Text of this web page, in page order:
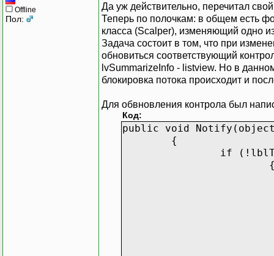
Offline
Пол:
Да уж действительно, перечитал
Теперь по полочкам: в общем есть
класса (Scalper), изменяющий одно
Задача состоит в том, что при
обновиться соответствующий
lvSummarizeInfo - listview. Но в
блокировка потока происходит и
Для обвновления контрола был
Код:
public void
{
if